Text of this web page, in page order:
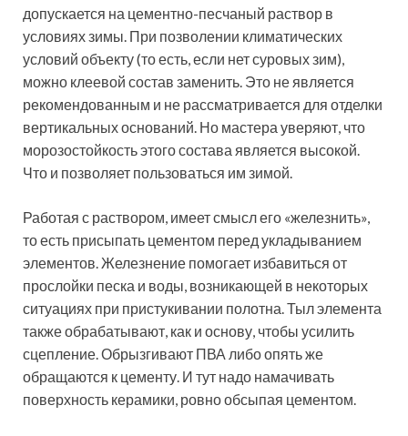
допускается на цементно-песчаный раствор в
условиях зимы. При позволении климатических
условий объекту (то есть, если нет суровых зим),
можно клеевой состав заменить. Это не является
рекомендованным и не рассматривается для отделки
вертикальных оснований. Но мастера уверяют, что
морозостойкость этого состава является высокой.
Что и позволяет пользоваться им зимой.
Работая с раствором, имеет смысл его «железнить»,
то есть присыпать цементом перед укладыванием
элементов. Железнение помогает избавиться от
прослойки песка и воды, возникающей в некоторых
ситуациях при пристукивании полотна. Тыл элемента
также обрабатывают, как и основу, чтобы усилить
сцепление. Обрызгивают ПВА либо опять же
обращаются к цементу. И тут надо намачивать
поверхность керамики, ровно обсыпая цементом.